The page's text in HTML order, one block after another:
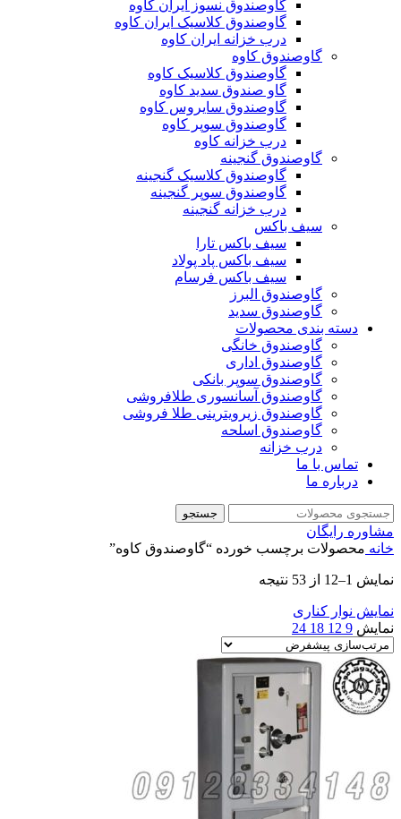
گاوصندوق نسوز ایران کاوه
گاوصندوق کلاسیک ایران کاوه
درب خزانه ایران کاوه
گاوصندوق کاوه
گاوصندوق کلاسیک کاوه
گاو صندوق سدید کاوه
گاوصندوق سایروس کاوه
گاوصندوق سوپر کاوه
درب خزانه کاوه
گاوصندوق گنجینه
گاوصندوق کلاسیک گنجینه
گاوصندوق سوپر گنجینه
درب خزانه گنجینه
سیف باکس
سیف باکس تارا
سیف باکس پاد پولاد
سیف باکس فرسام
گاوصندوق البرز
گاوصندوق سدید
دسته بندی محصولات
گاوصندوق خانگی
گاوصندوق اداری
گاوصندوق سوپر بانکی
گاوصندوق آسانسوری طلافروشی
گاوصندوق زیرویترینی طلا فروشی
گاوصندوق اسلحه
درب خزانه
تماس با ما
درباره ما
جستجو
مشاوره رایگان
خانه محصولات برچسب خورده “گاوصندوق کاوه”
نمایش 1–12 از 53 نتیجه
نمایش نوار کناری
نمایش 9
12
18
24